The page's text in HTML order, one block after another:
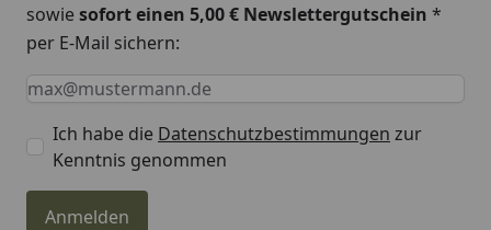
sowiesofort einen 5,00 € Newslettergutschein *
per E-Mail sichern:
Keine Eingabe erforderlich
Eingabe erforderlich
E-Mail *
Ich habe die Datenschutzbestimmungen zur
Kenntnis genommen
Anmelden